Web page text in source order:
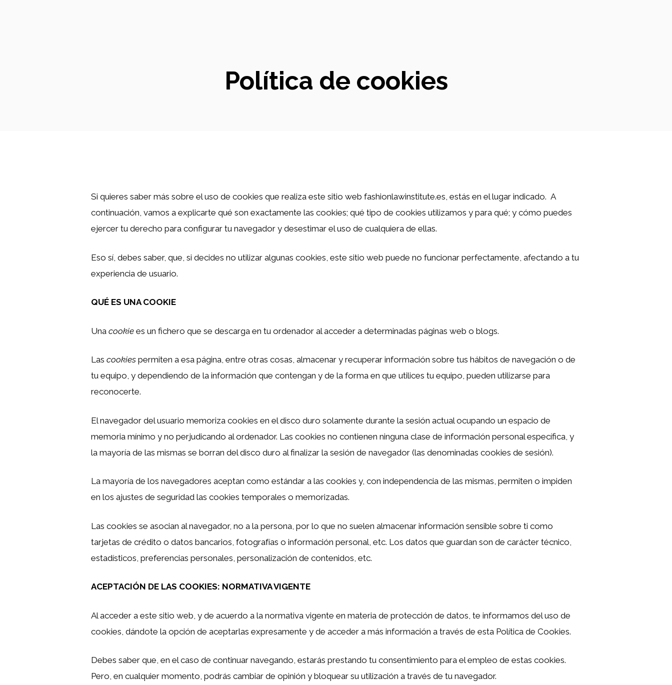
Política de cookies
Si quieres saber más sobre el uso de cookies que realiza este sitio web fashionlawinstitute.es, estás en el lugar indicado. A
continuación, vamos a explicarte qué son exactamente las cookies; qué tipo de cookies utilizamos y para qué; y cómo puedes
ejercer tu derecho para configurar tu navegador y desestimar el uso de cualquiera de ellas.
Eso sí, debes saber, que, si decides no utilizar algunas cookies, este sitio web puede no funcionar perfectamente, afectando a tu
experiencia de usuario.
QUÉ ES UNA COOKIE
Una cookie es un fichero que se descarga en tu ordenador al acceder a determinadas páginas web o blogs.
Las cookies permiten a esa página, entre otras cosas, almacenar y recuperar información sobre tus hábitos de navegación o de
tu equipo, y dependiendo de la información que contengan y de la forma en que utilices tu equipo, pueden utilizarse para
reconocerte.
El navegador del usuario memoriza cookies en el disco duro solamente durante la sesión actual ocupando un espacio de
memoria mínimo y no perjudicando al ordenador. Las cookies no contienen ninguna clase de información personal específica, y
la mayoría de las mismas se borran del disco duro al finalizar la sesión de navegador (las denominadas cookies de sesión).
La mayoría de los navegadores aceptan como estándar a las cookies y, con independencia de las mismas, permiten o impiden
en los ajustes de seguridad las cookies temporales o memorizadas.
Las cookies se asocian al navegador, no a la persona, por lo que no suelen almacenar información sensible sobre ti como
tarjetas de crédito o datos bancarios, fotografías o información personal, etc. Los datos que guardan son de carácter técnico,
estadísticos, preferencias personales, personalización de contenidos, etc.
ACEPTACIÓN DE LAS COOKIES: NORMATIVA VIGENTE
Al acceder a este sitio web, y de acuerdo a la normativa vigente en materia de protección de datos, te informamos del uso de
cookies, dándote la opción de aceptarlas expresamente y de acceder a más información a través de esta Política de Cookies.
Debes saber que, en el caso de continuar navegando, estarás prestando tu consentimiento para el empleo de estas cookies.
Pero, en cualquier momento, podrás cambiar de opinión y bloquear su utilización a través de tu navegador.